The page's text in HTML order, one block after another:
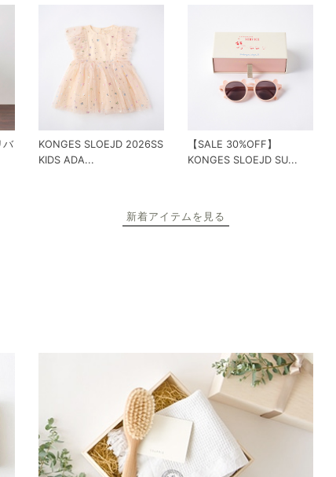
バ
KONGES SLOEJD 2026SS
KIDS ADA...
【SALE 30%OFF】
KONGES SLOEJD SU...
新着アイテムを見る